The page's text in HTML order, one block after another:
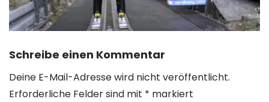
Schreibe einen Kommentar
Deine E-Mail-Adresse wird nicht veröffentlicht.
Erforderliche Felder sind mit * markiert